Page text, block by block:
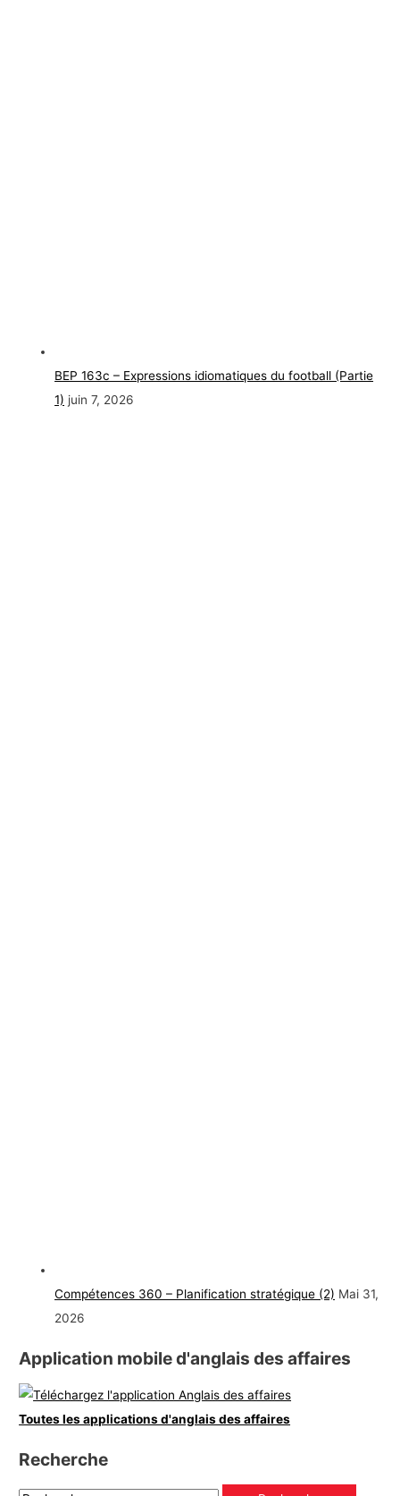
BEP 163c – Expressions idiomatiques du football (Partie
1) juin 7, 2026
Compétences 360 – Planification stratégique (2) Mai 31,
2026
Application mobile d'anglais des affaires
Toutes les applications d'anglais des affaires
Recherche